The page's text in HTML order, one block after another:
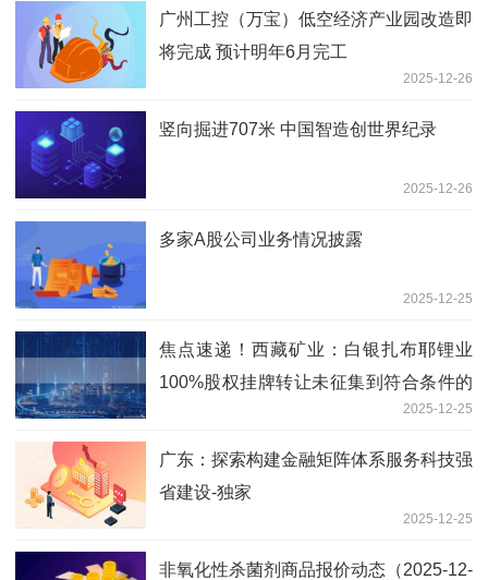
广州工控（万宝）低空经济产业园改造即
将完成 预计明年6月完工
2025-12-26
竖向掘进707米 中国智造创世界纪录
2025-12-26
多家A股公司业务情况披露
2025-12-25
焦点速递！西藏矿业：白银扎布耶锂业
100%股权挂牌转让未征集到符合条件的
2025-12-25
广东：探索构建金融矩阵体系服务科技强
省建设-独家
2025-12-25
非氧化性杀菌剂商品报价动态（2025-12-